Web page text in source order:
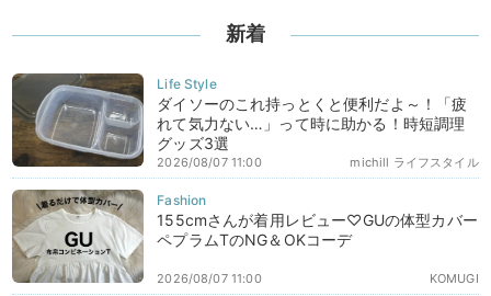
新着
ダイソーのこれ持っとくと便利だよ～！「疲
れて気力ない…」って時に助かる！時短調理
グッズ3選
michill ライフスタイル
2026/08/07 11:00
155cmさんが着用レビュー♡GUの体型カバー
ペプラムTのNG＆OKコーデ
KOMUGI
2026/08/07 11:00